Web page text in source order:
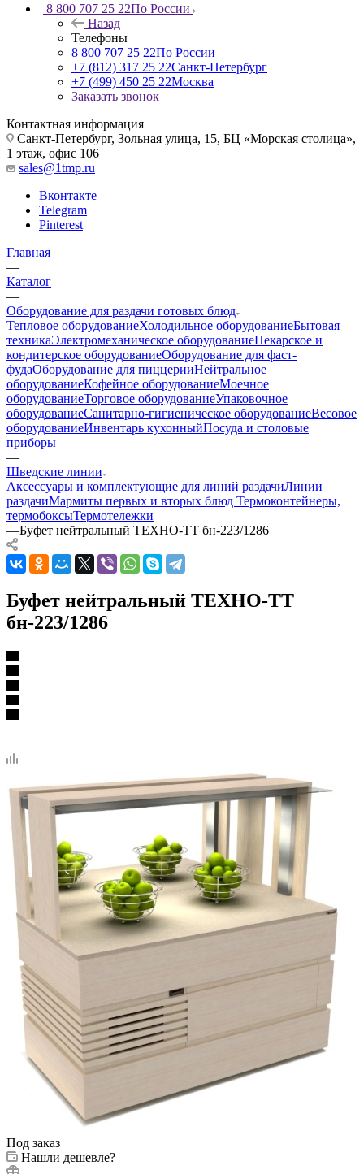
8 800 707 25 22По России
Назад
Телефоны
8 800 707 25 22По России
+7 (812) 317 25 22Санкт-Петербург
+7 (499) 450 25 22Москва
Заказать звонок
Контактная информация
Санкт-Петербург, Зольная улица, 15, БЦ «Морская столица»,
1 этаж, офис 106
sales@1tmp.ru
Вконтакте
Telegram
Pinterest
Главная
—
Каталог
—
Оборудование для раздачи готовых блюд
Тепловое оборудованиеХолодильное оборудованиеБытовая
техникаЭлектромеханическое оборудованиеПекарское и
кондитерское оборудованиеОборудование для фаст-
фудаОборудование для пиццерииНейтральное
оборудованиеКофейное оборудованиеМоечное
оборудованиеТорговое оборудованиеУпаковочное
оборудованиеСанитарно-гигиеническое оборудованиеВесовое
оборудованиеИнвентарь кухонныйПосуда и столовые
приборы
—
Шведские линии
Аксессуары и комплектующие для линий раздачиЛинии
раздачиМармиты первых и вторых блюд Термоконтейнеры,
термобоксыТермотележки
—Буфет нейтральный ТЕХНО-ТТ бн-223/1286
Буфет нейтральный ТЕХНО-ТТ
бн-223/1286
Под заказ
Нашли дешевле?